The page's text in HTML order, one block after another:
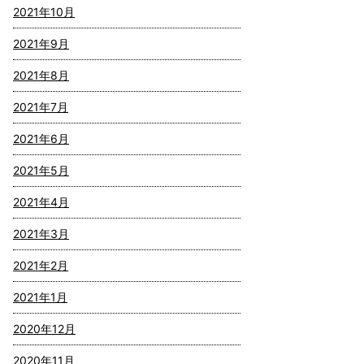
2021年10月
2021年9月
2021年8月
2021年7月
2021年6月
2021年5月
2021年4月
2021年3月
2021年2月
2021年1月
2020年12月
2020年11月